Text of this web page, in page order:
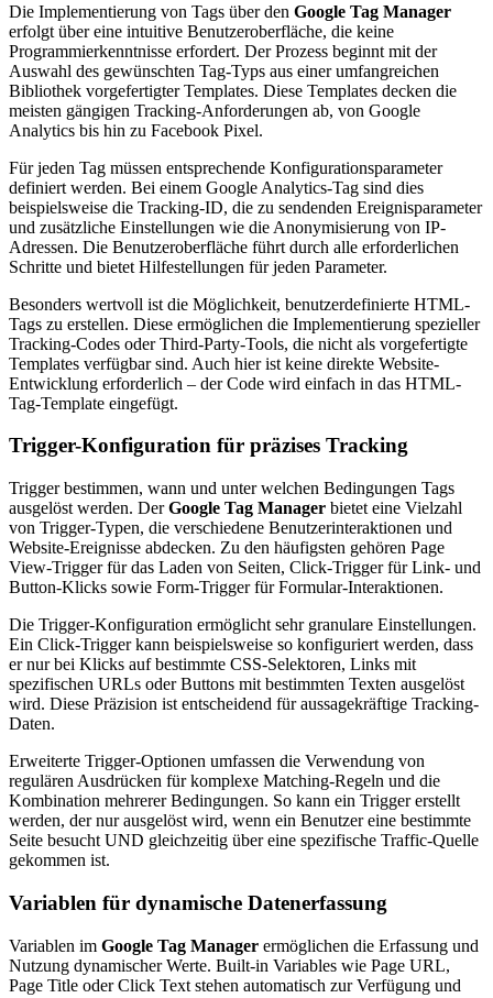
Die Implementierung von Tags über den Google Tag Manager
erfolgt über eine intuitive Benutzeroberfläche, die keine
Programmierkenntnisse erfordert. Der Prozess beginnt mit der
Auswahl des gewünschten Tag-Typs aus einer umfangreichen
Bibliothek vorgefertigter Templates. Diese Templates decken die
meisten gängigen Tracking-Anforderungen ab, von Google
Analytics bis hin zu Facebook Pixel.
Für jeden Tag müssen entsprechende Konfigurationsparameter
definiert werden. Bei einem Google Analytics-Tag sind dies
beispielsweise die Tracking-ID, die zu sendenden Ereignisparameter
und zusätzliche Einstellungen wie die Anonymisierung von IP-
Adressen. Die Benutzeroberfläche führt durch alle erforderlichen
Schritte und bietet Hilfestellungen für jeden Parameter.
Besonders wertvoll ist die Möglichkeit, benutzerdefinierte HTML-
Tags zu erstellen. Diese ermöglichen die Implementierung spezieller
Tracking-Codes oder Third-Party-Tools, die nicht als vorgefertigte
Templates verfügbar sind. Auch hier ist keine direkte Website-
Entwicklung erforderlich – der Code wird einfach in das HTML-
Tag-Template eingefügt.
Trigger-Konfiguration für präzises Tracking
Trigger bestimmen, wann und unter welchen Bedingungen Tags
ausgelöst werden. DerGoogle Tag Manager bietet eine Vielzahl
von Trigger-Typen, die verschiedene Benutzerinteraktionen und
Website-Ereignisse abdecken. Zu den häufigsten gehören Page
View-Trigger für das Laden von Seiten, Click-Trigger für Link- und
Button-Klicks sowie Form-Trigger für Formular-Interaktionen.
Die Trigger-Konfiguration ermöglicht sehr granulare Einstellungen.
Ein Click-Trigger kann beispielsweise so konfiguriert werden, dass
er nur bei Klicks auf bestimmte CSS-Selektoren, Links mit
spezifischen URLs oder Buttons mit bestimmten Texten ausgelöst
wird. Diese Präzision ist entscheidend für aussagekräftige Tracking-
Daten.
Erweiterte Trigger-Optionen umfassen die Verwendung von
regulären Ausdrücken für komplexe Matching-Regeln und die
Kombination mehrerer Bedingungen. So kann ein Trigger erstellt
werden, der nur ausgelöst wird, wenn ein Benutzer eine bestimmte
Seite besucht UND gleichzeitig über eine spezifische Traffic-Quelle
gekommen ist.
Variablen für dynamische Datenerfassung
Variablen im Google Tag Manager ermöglichen die Erfassung und
Nutzung dynamischer Werte. Built-in Variables wie Page URL,
Page Title oder Click Text stehen automatisch zur Verfügung und